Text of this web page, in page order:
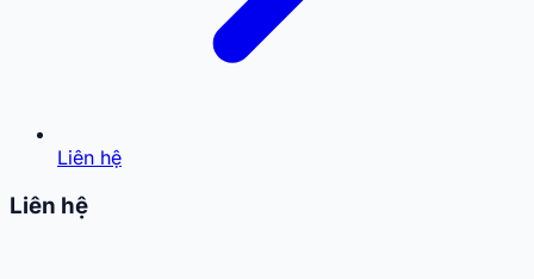
Liên hệ
Liên hệ